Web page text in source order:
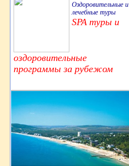
Оздоровительные и
лечебные туры
SPA туры и
оздоровительные
программы за рубежом